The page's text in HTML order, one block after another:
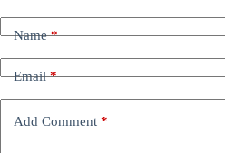
Name*
Email*
Add Comment *